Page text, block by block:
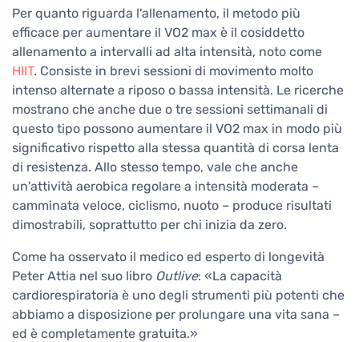
Per quanto riguarda l'allenamento, il metodo più
efficace per aumentare il VO2 max è il cosiddetto
allenamento a intervalli ad alta intensità, noto come
HIIT. Consiste in brevi sessioni di movimento molto
intenso alternate a riposo o bassa intensità. Le ricerche
mostrano che anche due o tre sessioni settimanali di
questo tipo possono aumentare il VO2 max in modo più
significativo rispetto alla stessa quantità di corsa lenta
di resistenza. Allo stesso tempo, vale che anche
un'attività aerobica regolare a intensità moderata –
camminata veloce, ciclismo, nuoto – produce risultati
dimostrabili, soprattutto per chi inizia da zero.
Come ha osservato il medico ed esperto di longevità
Peter Attia nel suo libro Outlive: «La capacità
cardiorespiratoria è uno degli strumenti più potenti che
abbiamo a disposizione per prolungare una vita sana –
ed è completamente gratuita.»